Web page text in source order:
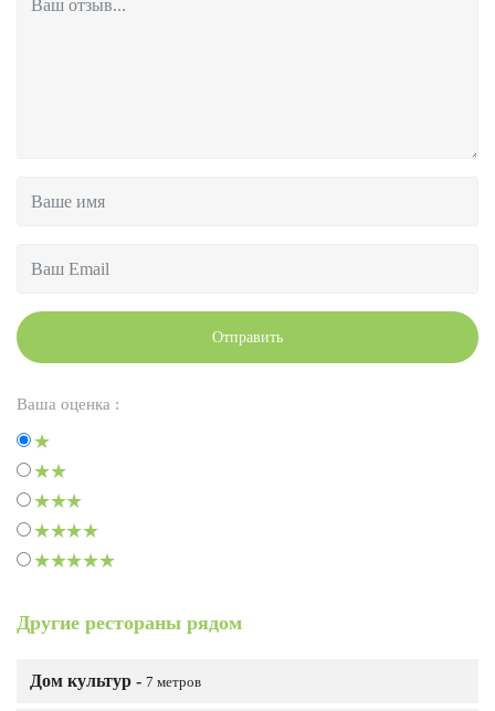
Отправить
Ваша оценка :
Другие рестораны рядом
Дом культур - 7 метров